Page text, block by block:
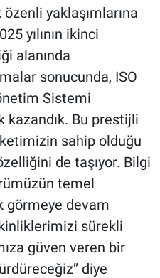
yaklaşımlarına
yılının ikinci
alanında
sonucunda, ISO
Sistemi
kazandık. Bu prestijli
sahip olduğu
de taşıyor. Bilgi
temel
görmeye devam
sürekli
güven veren bir
diye